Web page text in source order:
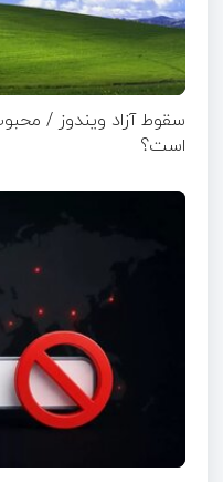
سقوط آزاد ویندوز /
است؟